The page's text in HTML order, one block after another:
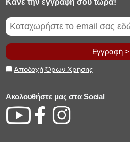
Κάνε την εγγραφή σου τώρα!
Εγγραφή >
Αποδοχή Όρων Χρήσης
Ακολουθήστε μας στα Social